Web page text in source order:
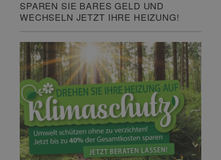
SPAREN SIE BARES GELD UND
WECHSELN JETZT IHRE HEIZUNG!